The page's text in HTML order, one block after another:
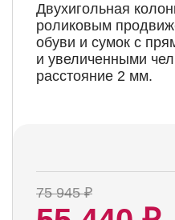
Двухигольная
роликовым
обуви и сумок с
и увеличенными
расстояние 2 мм.
75 945 ₽